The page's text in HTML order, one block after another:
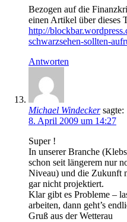
Bezogen auf die
einen Artikel über dieses
http://
schwarzsehen-sollten-
Antworten
Michael Windecker sagte:
8. April 2009 um 14:27
Super !
In unserer Branche
schon seit längerem nur
Niveau) und die Zukunft
gar nicht projektiert.
Klar gibt es Probleme –
arbeiten, dann geht’s
Gruß aus der Wetterau